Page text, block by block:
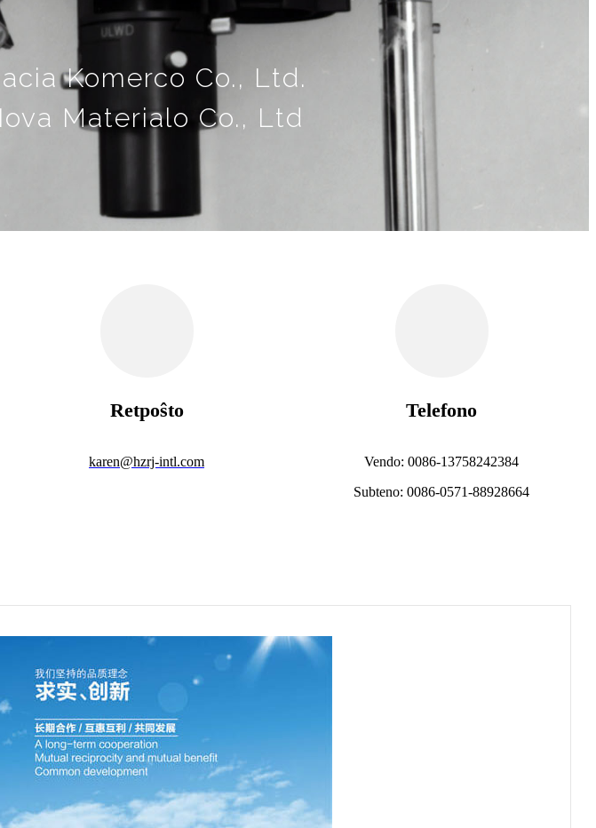
Komerco Co., Ltd.
Materialo Co., Ltd
Retpoŝto
karen@hzrj-intl.com
Telefono
Vendo: 0086-13758242384
Subteno: 0086-0571-88928664